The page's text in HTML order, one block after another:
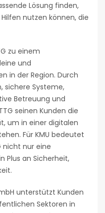
Lösung finden,
nutzen können, die
zu einem
und
in der Region. Durch
sichere Systeme,
Betreuung und
seinen Kunden die
um in einer digitalen
Für KMU bedeutet
nicht nur eine
Plus an Sicherheit,
unterstützt Kunden
Sektoren in